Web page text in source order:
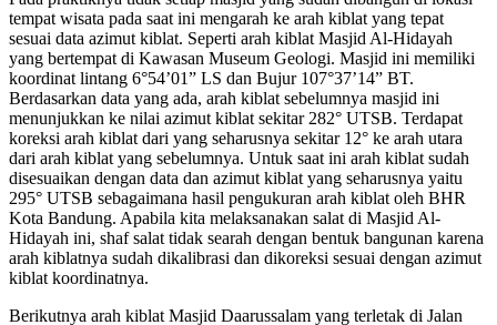
tempat wisata pada saat ini mengarah ke arah kiblat yang tepat
sesuai data azimut kiblat. Seperti arah kiblat Masjid Al-Hidayah
yang bertempat di Kawasan Museum Geologi. Masjid ini memiliki
koordinat lintang 6°54’01” LS dan Bujur 107°37’14” BT.
Berdasarkan data yang ada, arah kiblat sebelumnya masjid ini
menunjukkan ke nilai azimut kiblat sekitar 282° UTSB. Terdapat
koreksi arah kiblat dari yang seharusnya sekitar 12° ke arah utara
dari arah kiblat yang sebelumnya. Untuk saat ini arah kiblat sudah
disesuaikan dengan data dan azimut kiblat yang seharusnya yaitu
295° UTSB sebagaimana hasil pengukuran arah kiblat oleh BHR
Kota Bandung. Apabila kita melaksanakan salat di Masjid Al-
Hidayah ini, shaf salat tidak searah dengan bentuk bangunan karena
arah kiblatnya sudah dikalibrasi dan dikoreksi sesuai dengan azimut
kiblat koordinatnya.
Berikutnya arah kiblat Masjid Daarussalam yang terletak di Jalan